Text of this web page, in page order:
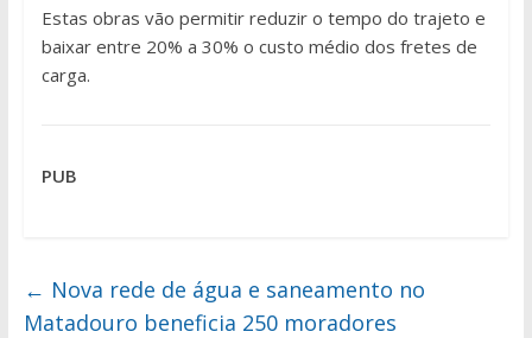
Estas obras vão permitir reduzir o tempo do trajeto e
baixar entre 20% a 30% o custo médio dos fretes de
carga.
PUB
← Nova rede de água e saneamento no
Matadouro beneficia 250 moradores